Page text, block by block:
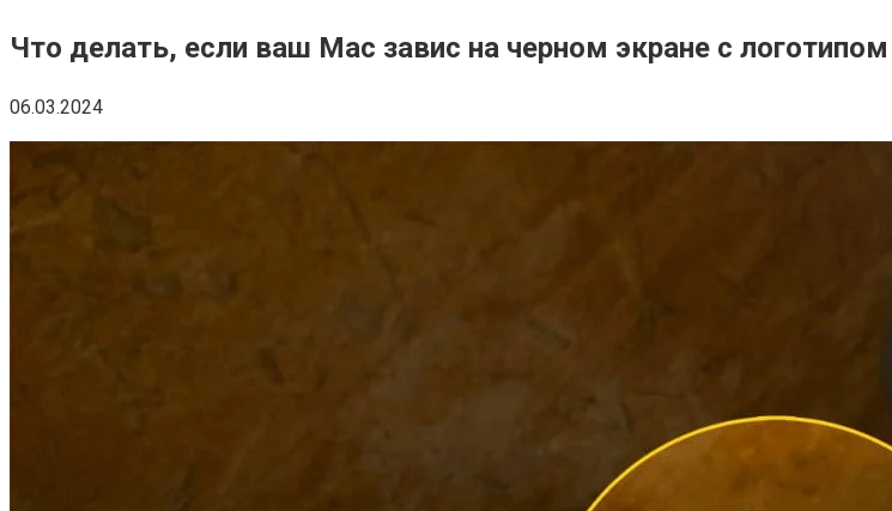
Что делать, если ваш Mac завис на черном экране с
06.03.2024